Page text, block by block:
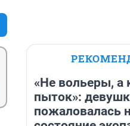
«Не вольеры, а
пыток»:
пожаловалась